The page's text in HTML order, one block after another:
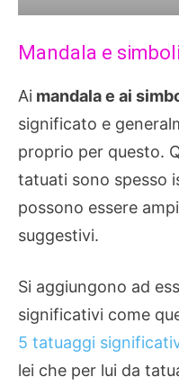
Mandala e
Ai mandala e ai
significato e
proprio per questo.
tatuati sono spesso
possono essere
suggestivi.
Si aggiungono ad
significativi come
5 tatuaggi
lei che per lui da